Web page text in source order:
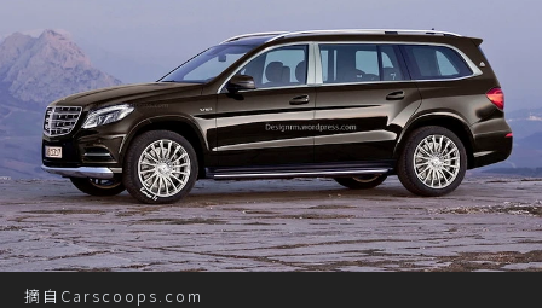
摘自Carscoops.com